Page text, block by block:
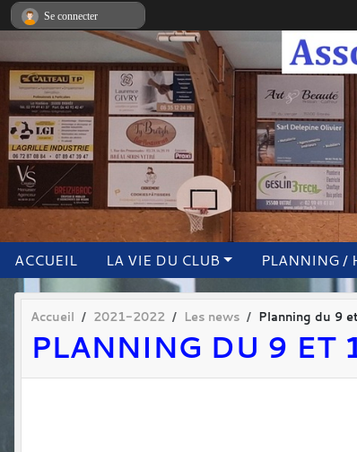
ACCUEIL LA VIE DU CLUB PLANNING /
Accueil 2021-2022 Les news Planning du 9
PLANNING DU 9 ET
Se connecter
Panneau de gestion des cookies